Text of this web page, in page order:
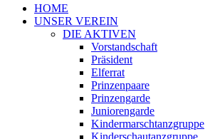
HOME
UNSER VEREIN
DIE AKTIVEN
Vorstandschaft
Präsident
Elferrat
Prinzenpaare
Prinzengarde
Juniorengarde
Kindermarschtanzgruppe
Kinderschautanzgruppe